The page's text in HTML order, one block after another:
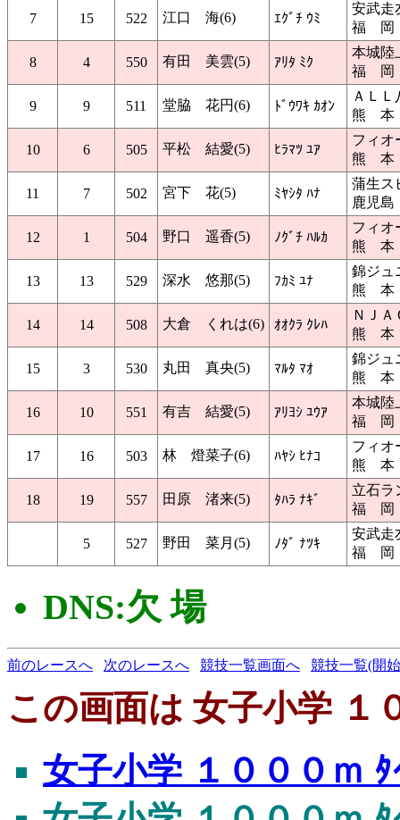
7 15 522 江口 海(6) ｴｸﾞﾁ ｳﾐ
安武走
福 岡
8 4 550 有田 美雲(5) ｱﾘﾀ ﾐｸ
本城陸
福 岡
9 9 511 堂脇 花円(6) ﾄﾞｳﾜｷ ｶｵﾝ
ＡＬＬ
熊 本
10 6 505 平松 結愛(5) ﾋﾗﾏﾂ ﾕｱ
フィオ
熊 本
11 7 502 宮下 花(5) ﾐﾔｼﾀ ﾊﾅ
蒲生ス
鹿児島
12 1 504 野口 遥香(5) ﾉｸﾞﾁ ﾊﾙｶ
フィオ
熊 本
13 13 529 深水 悠那(5) ﾌｶﾐ ﾕﾅ
錦ジュ
熊 本
14 14 508 大倉 くれは(6) ｵｵｸﾗ ｸﾚﾊ
ＮＪＡ
熊 本
15 3 530 丸田 真央(5) ﾏﾙﾀ ﾏｵ
錦ジュ
熊 本
16 10 551 有吉 結愛(5) ｱﾘﾖｼ ﾕｳｱ
本城陸
福 岡
17 16 503 林 燈菜子(6) ﾊﾔｼ ﾋﾅｺ
フィオ
熊 本
18 19 557 田原 渚来(5) ﾀﾊﾗ ﾅｷﾞ
立石ラ
福 岡
5 527 野田 菜月(5) ﾉﾀﾞ ﾅﾂｷ
安武走
福 岡
DNS:欠 場
前のレースへ 次のレースへ 競技一覧画面へ 競技一覧(開
この画面は 女子小学 １
女子小学 １０００ｍ ﾀ